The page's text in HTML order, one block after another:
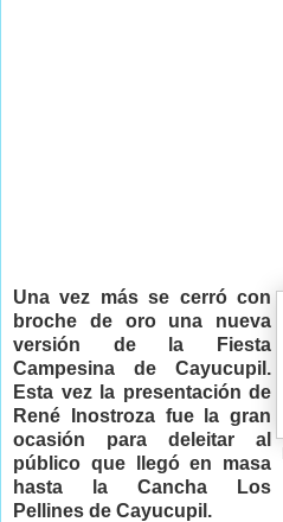
Una vez más se cerró con
broche de oro una nueva
versión de la Fiesta
Campesina de Cayucupil.
Esta vez la presentación de
René Inostroza fue la gran
ocasión para deleitar al
público que llegó en masa
hasta la Cancha Los
Pellines de Cayucupil.